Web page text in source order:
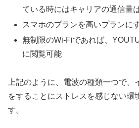
ている時にはキャリアの通信量
スマホのプランを高いプランに
無制限のWi-Fiであれば、
に閲覧可能
上記のように、電波の種類一つで
をすることにストレスを感じない環
す。